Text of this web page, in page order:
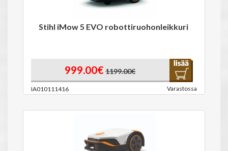
Stihl iMow 5 EVO robottiruohonleikkuri
999.00€ 1199.00€
IA010111416 Varastossa